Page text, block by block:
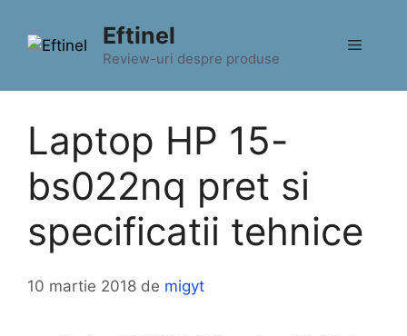
conținut
Eftinel
Review-uri despre produse
Meniu
Laptop HP 15-
bs022nq pret si
specificatii tehnice
10 martie 2018 de migyt